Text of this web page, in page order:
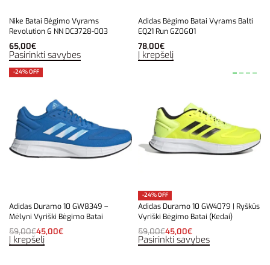
Nike Batai Bėgimo Vyrams
Revolution 6 NN DC3728-003
65,00€
Pasirinkti savybes
Adidas Bėgimo Batai Vyrams Balti
EQ21 Run GZ0601
78,00€
Į krepšelį
-24% OFF
Adidas Duramo 10 GW8349 –
Mėlyni Vyriški Bėgimo Batai
59,00€45,00€
Į krepšelį
-24% OFF
Adidas Duramo 10 GW4079 | Ryškūs
Vyriški Bėgimo Batai (Kedai)
59,00€45,00€
Pasirinkti savybes